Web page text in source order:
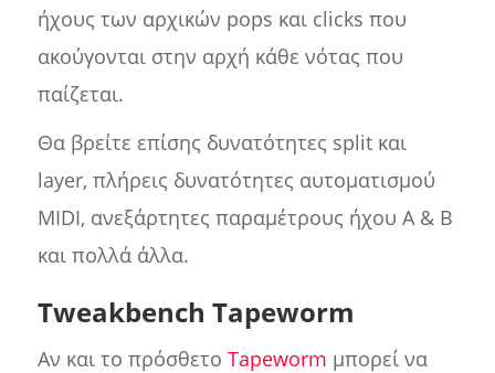
ήχους των αρχικών pops και clicks που
ακούγονται στην αρχή κάθε νότας που
παίζεται.
Θα βρείτε επίσης δυνατότητες split και
layer, πλήρεις δυνατότητες αυτοματισμού
MIDI, ανεξάρτητες παραμέτρους ήχου A & B
και πολλά άλλα.
Tweakbench Tapeworm
Αν και το πρόσθετο Tapeworm μπορεί να